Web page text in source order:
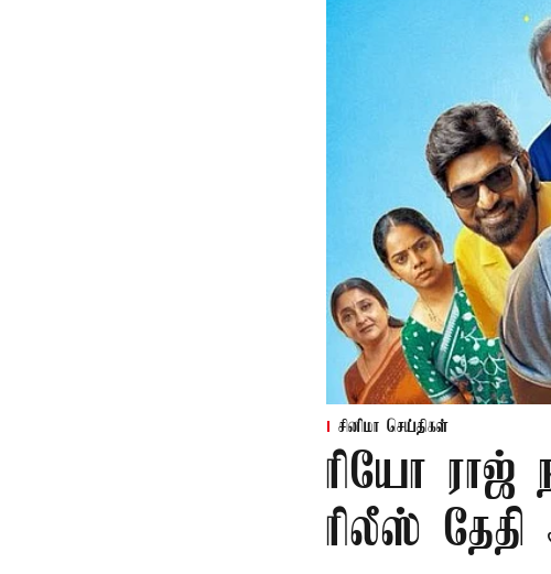
சினிமா செய்திகள்
ரியோ ராஜ்
ரிலீஸ் தேதி